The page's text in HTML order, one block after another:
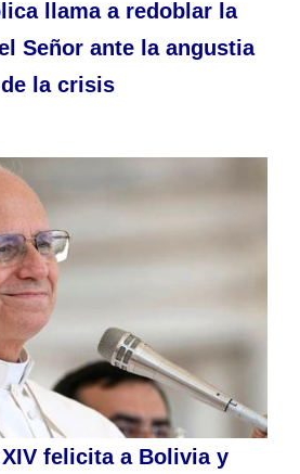
llama a redoblar la
Señor ante la angustia
de la crisis
XIV felicita a Bolivia y